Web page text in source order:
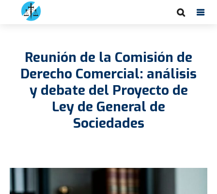
Reunión de la Comisión de
Derecho Comercial: análisis
y debate del Proyecto de
Ley de General de
Sociedades